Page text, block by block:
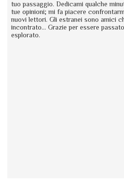
tuo passaggio. Dedicami qualche
tue opinioni; mi fa piacere
nuovi lettori. Gli estranei sono amici
incontrato... Grazie per essere
esplorato.